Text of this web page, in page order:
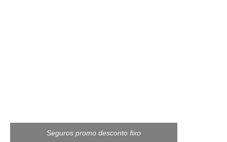
Seguros promo desconto fixo